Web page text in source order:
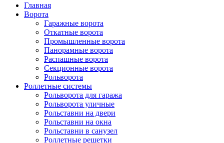
Главная
Ворота
Гаражные ворота
Откатные ворота
Промышленные ворота
Панорамные ворота
Распашные ворота
Секционные ворота
Рольворота
Роллетные системы
Рольворота для гаража
Рольворота уличные
Рольставни на двери
Рольставни на окна
Рольставни в санузел
Роллетные решетки